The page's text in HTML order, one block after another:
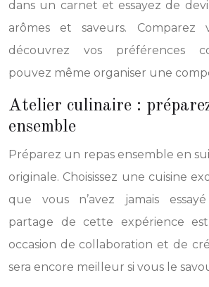
dans un carnet et essayez de
arômes et saveurs. Comparez
découvrez vos préférences
pouvez même organiser une
Atelier culinaire :
ensemble
Préparez un repas ensemble en
originale. Choisissez une cuisine
que vous n’avez jamais
partage de cette expérience
occasion de collaboration et de
sera encore meilleur si vous le